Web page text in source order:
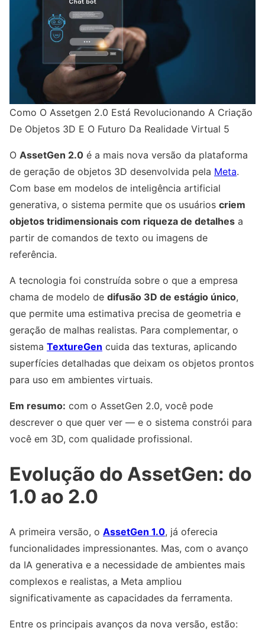
Como O Assetgen 2.0 Está Revolucionando A Criação
De Objetos 3D E O Futuro Da Realidade Virtual 5
O AssetGen 2.0 é a mais nova versão da plataforma
de geração de objetos 3D desenvolvida pela Meta.
Com base em modelos de inteligência artificial
generativa, o sistema permite que os usuários criem
objetos tridimensionais com riqueza de detalhes a
partir de comandos de texto ou imagens de
referência.
A tecnologia foi construída sobre o que a empresa
chama de modelo de difusão 3D de estágio único,
que permite uma estimativa precisa de geometria e
geração de malhas realistas. Para complementar, o
sistema TextureGen cuida das texturas, aplicando
superfícies detalhadas que deixam os objetos prontos
para uso em ambientes virtuais.
Em resumo: com o AssetGen 2.0, você pode
descrever o que quer ver — e o sistema constrói para
você em 3D, com qualidade profissional.
Evolução do AssetGen: do
1.0 ao 2.0
A primeira versão, o AssetGen 1.0, já oferecia
funcionalidades impressionantes. Mas, com o avanço
da IA generativa e a necessidade de ambientes mais
complexos e realistas, a Meta ampliou
significativamente as capacidades da ferramenta.
Entre os principais avanços da nova versão, estão: